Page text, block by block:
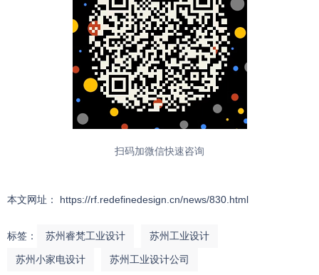
扫码加微信快速咨询
本文网址： https://rf.redefinedesign.cn/news/830.html
标签： 苏州睿梵工业设计 苏州工业设计
苏州小家电设计 苏州工业设计公司